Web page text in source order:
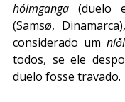
hólmganga (duelo
(Samsø,
considerado um
todos, se ele
duelo fosse travado.